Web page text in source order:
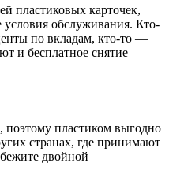
пластиковых карточек,
обслуживания. Кто-
по вкладам, кто-то —
и бесплатное снятие
пластиком выгодно
странах, где принимают
двойной